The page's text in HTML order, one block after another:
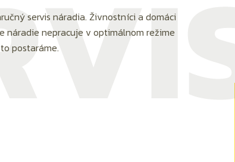
servis náradia. Živnostníci a domáci
náradie nepracuje v optimálnom režime
postaráme.